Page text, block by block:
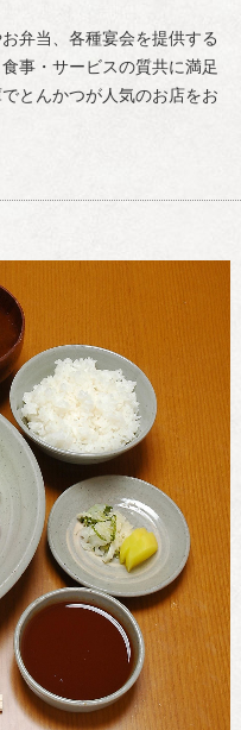
弁当、各種宴会を提供する
事・サービスの質共に満足
とんかつが人気のお店をお